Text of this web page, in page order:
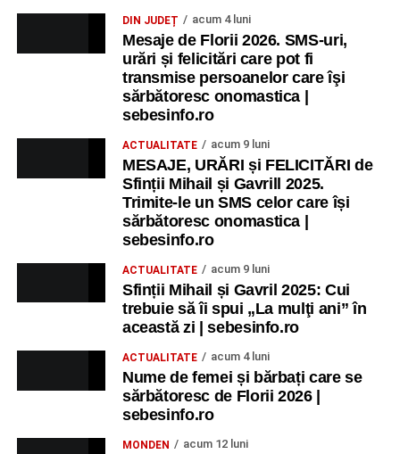
DIN JUDEȚ acum 4 luni
Mesaje de Florii 2026. SMS-uri,
urări și felicitări care pot fi
transmise persoanelor care îşi
sărbătoresc onomastica |
sebesinfo.ro
ACTUALITATE acum 9 luni
MESAJE, URĂRI și FELICITĂRI de
Sfinții Mihail și Gavrill 2025.
Trimite-le un SMS celor care își
sărbătoresc onomastica |
sebesinfo.ro
ACTUALITATE acum 9 luni
Sfinții Mihail și Gavril 2025: Cui
trebuie să îi spui „La mulţi ani” în
această zi | sebesinfo.ro
ACTUALITATE acum 4 luni
Nume de femei și bărbați care se
sărbătoresc de Florii 2026 |
sebesinfo.ro
MONDEN acum 12 luni